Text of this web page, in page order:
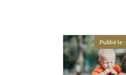
Publié le :